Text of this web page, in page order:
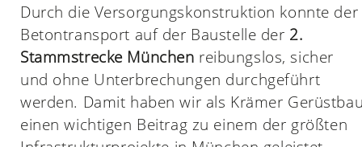
Durch die Versorgungskonstruktion konnte der
Betontransport auf der Baustelle der 2.
Stammstrecke München reibungslos, sicher
und ohne Unterbrechungen durchgeführt
werden. Damit haben wir als Krämer
einen wichtigen Beitrag zu einem der größten